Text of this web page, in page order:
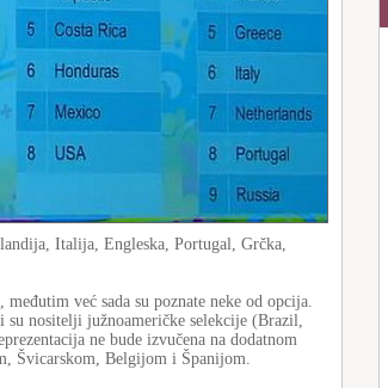
Italija, Engleska, Portugal, Grčka,
već sada su poznate neke od opcija.
nositelji južnoameričke selekcije (Brazil,
ne bude izvučena na dodatnom
Švicarskom, Belgijom i Španijom.